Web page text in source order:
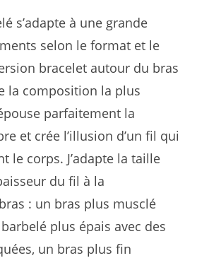
s’adapte à une grande
selon le format et le
bracelet autour du bras
la composition la plus
parfaitement la
et crée l’illusion d’un fil qui
le corps. J’adapte la taille
du fil à la
: un bras plus musclé
plus épais avec des
un bras plus fin